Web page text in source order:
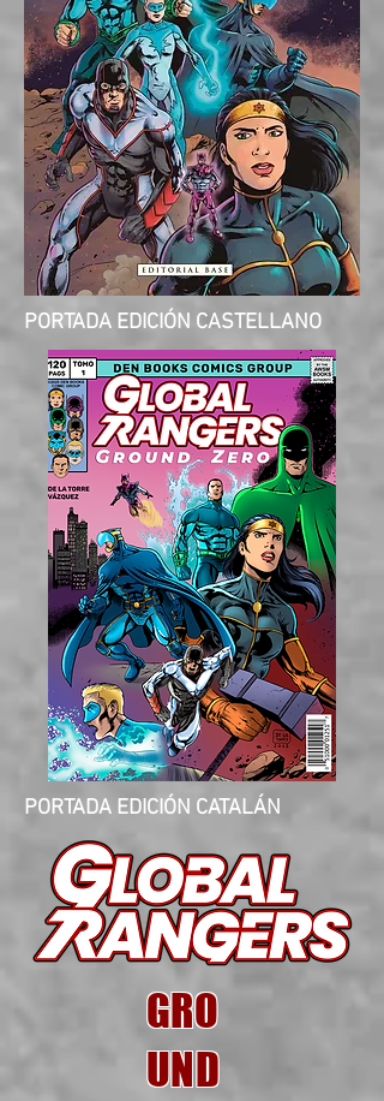
PORTADA EDICIÓN CASTELLANO
PORTADA EDICIÓN CATALÁN
GRO
UND